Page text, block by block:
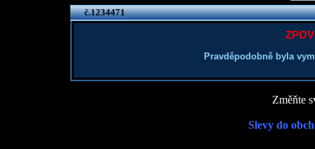
č.1234471
Pravděpodobně byla
Změňte
Slevy do